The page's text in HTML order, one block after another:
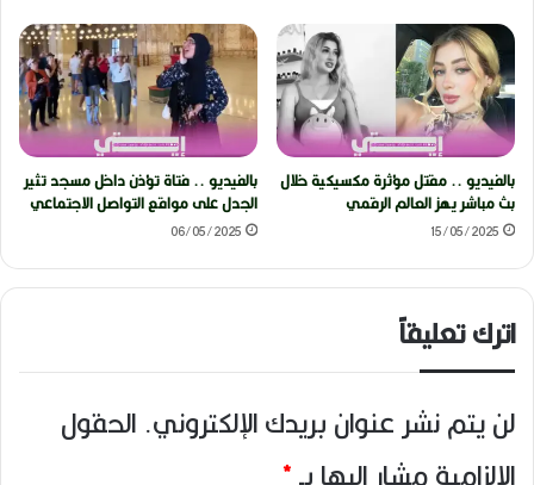
بالفيديو .. مقتل مؤثرة مكسيكية خلال
بث مباشر يهز العالم الرقمي
15/05/2025
بالفيديو .. فتاة تؤذن داخل مسجد تثير
الجدل على مواقع التواصل الاجتماعي
06/05/2025
اترك تعليقاً
لن يتم نشر عنوان بريدك الإلكتروني. الحقول